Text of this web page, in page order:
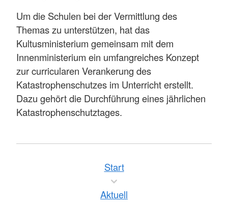
Um die Schulen bei der Vermittlung des
Themas zu unterstützen, hat das
Kultusministerium gemeinsam mit dem
Innenministerium ein umfangreiches Konzept
zur curricularen Verankerung des
Katastrophenschutzes im Unterricht erstellt.
Dazu gehört die Durchführung eines jährlichen
Katastrophenschutztages.
Start
Aktuell